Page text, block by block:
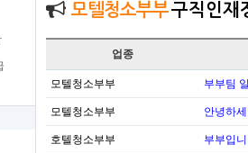
모텔청소부부구직인재
업종
모텔청소부부 부부팀
모텔청소부부 안녕하
호텔청소부부 부부입